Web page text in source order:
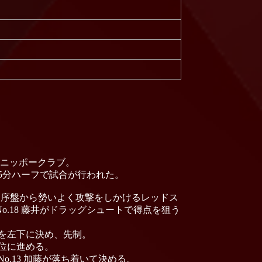
ッポークラブ。
ハーフで試合が行われた。
盤から勢いよく攻撃をしかけるレッドス
藤井がドラッグシュートで得点を狙う
左下に決め、先制。
進める。
加藤が落ち着いて決める。